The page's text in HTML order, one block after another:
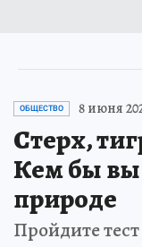
ОБЩЕСТВО 8 июня
Стерх,
Кем бы
природе
Пройдите